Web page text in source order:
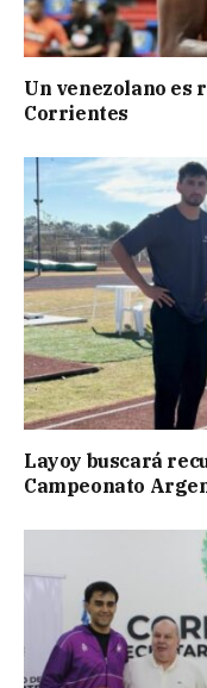
Un venezolano es
Corrientes
Layoy buscará
Campeonato